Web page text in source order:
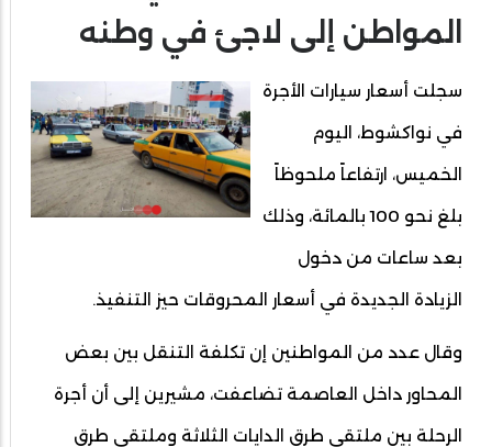
المواطن إلى لاجئ في وطنه
سجلت أسعار سيارات الأجرة
في نواكشوط، اليوم
الخميس، ارتفاعاً ملحوظاً
بلغ نحو 100 بالمائة، وذلك
بعد ساعات من دخول
الزيادة الجديدة في أسعار المحروقات حيز التنفيذ.
وقال عدد من المواطنين إن تكلفة التنقل بين بعض
المحاور داخل العاصمة تضاعفت، مشيرين إلى أن أجرة
الرحلة بين ملتقى طرق الدايات الثلاثة وملتقى طرق